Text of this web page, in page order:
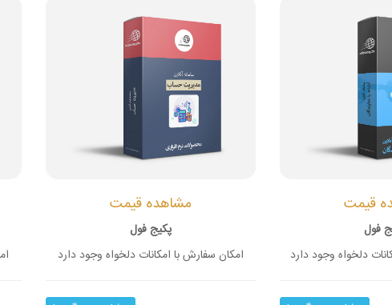
قیمت
فول
دلخواه وجود دارد
مشاهده قیمت
پکیج فول
امکان سفارش با امکانات دلخواه وجود دارد